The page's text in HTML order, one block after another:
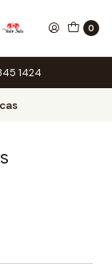
0
1424